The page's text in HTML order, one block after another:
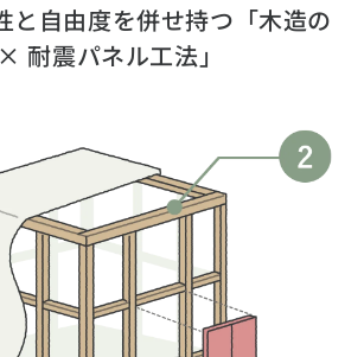
と自由度を併せ持つ「木造の
耐震パネル工法」